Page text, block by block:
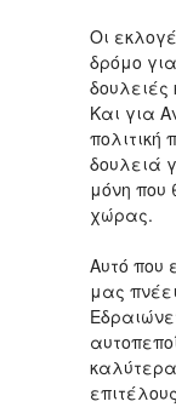
Οι
δρόμο
Και για
πολιτική
δουλειά
μόνη που
χώρας.
Αυτό που
μας